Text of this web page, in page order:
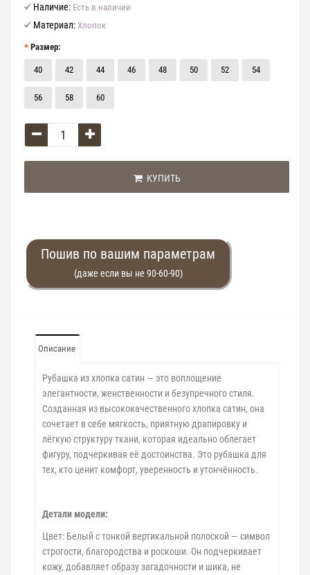
Наличие: Есть в наличии
Материал: Хлопок
Размер:
40 42 44 46 48 50 52 54
56 58 60
КУПИТЬ
Пошив по вашим параметрам
(даже если вы не 90-60-90)
Описание
Рубашка из хлопка сатин — это воплощение
элегантности, женственности и безупречного стиля.
Созданная из высококачественного хлопка сатин, она
сочетает в себе мягкость, приятную драпировку и
лёгкую структуру ткани, которая идеально облегает
фигуру, подчеркивая её достоинства. Это рубашка для
тех, кто ценит комфорт, уверенность и утончённость.
Детали модели:
Цвет: Белый с тонкой вертикальной полоской — символ
строгости, благородства и роскоши. Он подчеркивает
кожу, добавляет образу загадочности и шика, не